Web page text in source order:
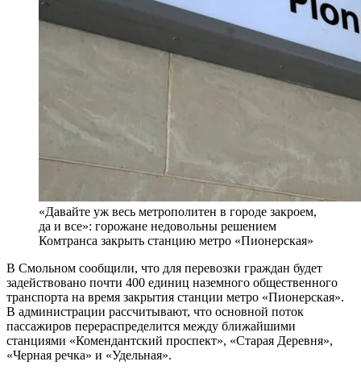
«Давайте уж весь метрополитен в городе закроем,
да и все»: горожане недовольны решением
Комтранса закрыть станцию метро «Пионерская»
В Смольном сообщили, что для перевозки граждан будет
задействовано почти 400 единиц наземного общественного
транспорта на время закрытия станции метро «Пионерская».
В администрации рассчитывают, что основной поток
пассажиров перераспределится между ближайшими
станциями «Комендантский проспект», «Старая Деревня»,
«Черная речка» и «Удельная».